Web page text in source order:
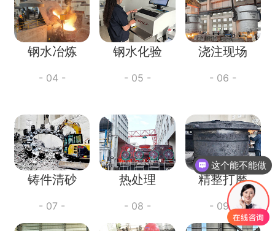
钢水冶炼
- 04 -
钢水化验
- 05 -
浇注现场
- 06 -
精整打磨
- 09 -
热处理
- 08 -
铸件清砂
- 07 -
这个能不能做